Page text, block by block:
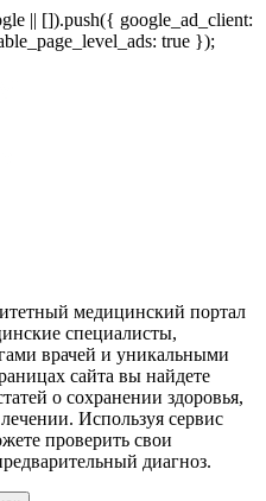
|| []).push({ google_ad_client:
true });
медицинский портал
специалисты,
врачей и уникальными
сайта вы найдете
о сохранении здоровья,
Используя сервис
проверить свои
диагноз.